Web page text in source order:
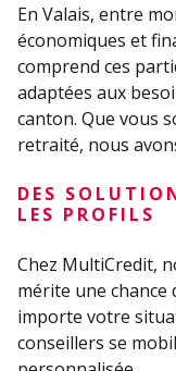
En Valais, entre
économiques et
comprend ces
adaptées aux
canton. Que vous
retraité, nous
DES
LES PROFILS
Chez MultiCredit,
mérite une chance
importe votre
conseillers se